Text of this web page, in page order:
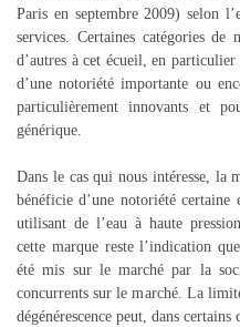
Paris en septembre 2009) selon
services. Certaines catégories de
d’autres à cet écueil, en
d’une notoriété importante ou
particulièrement innovants et
générique.
Dans le cas qui nous intéresse, la
bénéficie d’une notoriété
utilisant de l’eau à haute
cette marque reste l’indication
été mis sur le marché par la
concurrents sur le marché. La
dégénérescence peut, dans certains